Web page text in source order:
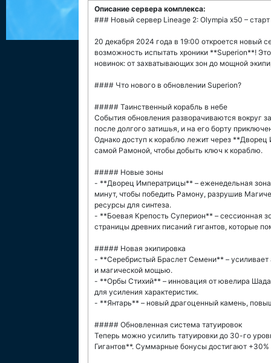
Описание сервера комплекса:
### Новый сервер Lineage 2: Olympia x50 –
20 декабря 2024 года в 19:00 откроется новый
возможность испытать хроники **Superion**!
новинок: от захватывающих зон до мощной
#### Что нового в обновлении Superion?
##### Таинственный корабль в небе
События обновления разворачиваются вокруг
после долгого затишья, и на его борту
Однако доступ к кораблю лежит через
самой Рамоной, чтобы добыть ключ к кораблю.
##### Новые зоны
- **Дворец Императрицы** – еженедельная зона
минут, чтобы победить Рамону, разрушив
ресурсы для синтеза.
- **Боевая Крепость Суперион** – сессионная
страницы древних писаний гигантов, которые
##### Новая экипировка
- **Серебристый Браслет Семени** –
и магической мощью.
- **Орбы Стихий** – инновация от ювелира
для усиления характеристик.
- **Янтарь** – новый драгоценный камень,
##### Обновленная система татуировок
Теперь можно усилить татуировки до 30-го
Гигантов**. Суммарные бонусы достигают